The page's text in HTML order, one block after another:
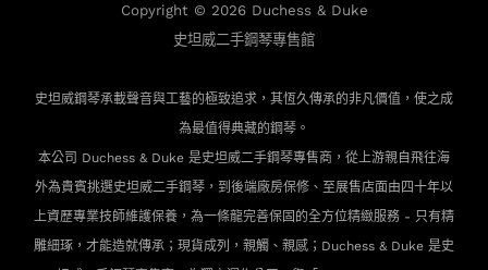
Copyright © 2026 Duchess & Duke
史坦威二手鋼琴專售館
史坦威鋼琴承載聲音與工藝的極致追求，其恆久傳承的非凡價值，使之成
為最值得典藏的鋼琴。
本公司 Duchess & Duke 是史坦威二手鋼琴專售商，從上游親自飛往海
外為貴賓挑選史坦威二手鋼琴，到後端廠房保修、至展售店面由四十年以
上資歷專業技師維護保養，為一條龍完善保固的全方位精緻服務 - 只有精
雕細琢，才能造就傳承；現貨成列，親觸、親感；Duchess & Duke 是史